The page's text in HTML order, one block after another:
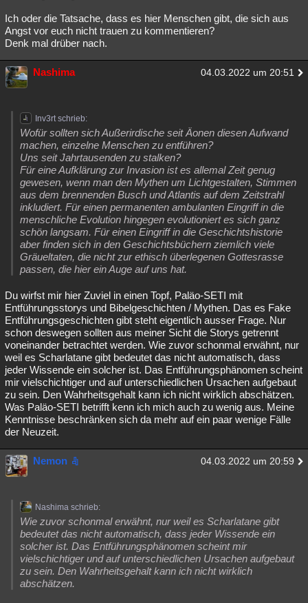
Ich oder die Tatsache, dass es hier Menschen gibt, die sich aus
Angst vor euch nicht trauen zu kommentieren?
Denk mal drüber nach.
Nashima 04.03.2022 um 20:51
Inv3rt schrieb:
Wofür sollten sich Außerirdische seit Äonen diesen Aufwand
machen, einzelne Menschen zu entführen?
Uns seit Jahrtausenden zu stalken?
Für eine Aufklärung zur Invasion ist es allemal Zeit genug
gewesen, wenn man den Mythen um Lichtgestalten, Stimmen
aus dem brennenden Busch und Atlantis auf dem Zeitstrahl
inkludiert. Für einen permanenten ambulanten Eingriff in die
menschliche Evolution hingegen evolutioniert es sich ganz
schön langsam. Für einen Eingriff in die Geschichtshistorie
aber finden sich in den Geschichtsbüchern ziemlich viele
Gräueltaten, die nicht zur ethisch überlegenen Gottesrasse
passen, die hier ein Auge auf uns hat.
Du wirfst mir hier Zuviel in einen Topf, Paläo-SETI mit
Entführungsstorys und Bibelgeschichten / Mythen. Das es Fake
Entführungsgeschichten gibt steht eigentlich ausser Frage. Nur
schon deswegen sollten aus meiner Sicht die Storys getrennt
voneinander betrachtet werden. Wie zuvor schonmal erwähnt, nur
weil es Scharlatane gibt bedeutet das nicht automatisch, dass
jeder Wissende ein solcher ist. Das Entführungsphänomen scheint
mir vielschichtiger und auf unterschiedlichen Ursachen aufgebaut
zu sein. Den Wahrheitsgehalt kann ich nicht wirklich abschätzen.
Was Paläo-SETI betrifft kenn ich mich auch zu wenig aus. Meine
Kenntnisse beschränken sich da mehr auf ein paar wenige Fälle
der Neuzeit.
Nemon 04.03.2022 um 20:59
Nashima schrieb:
Wie zuvor schonmal erwähnt, nur weil es Scharlatane gibt
bedeutet das nicht automatisch, dass jeder Wissende ein
solcher ist. Das Entführungsphänomen scheint mir
vielschichtiger und auf unterschiedlichen Ursachen aufgebaut
zu sein. Den Wahrheitsgehalt kann ich nicht wirklich
abschätzen.